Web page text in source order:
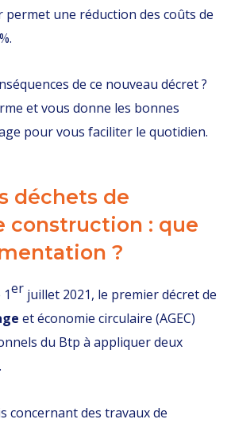
permet une réduction des coûts de
de ce nouveau décret ?
et vous donne les bonnes
pour vous faciliter le quotidien.
déchets de
construction : que
?
er juillet 2021, le premier décret de
et économie circulaire (AGEC)
du Btp à appliquer deux
concernant des travaux de